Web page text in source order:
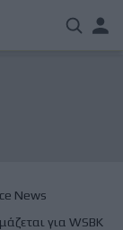
News
για WSBK